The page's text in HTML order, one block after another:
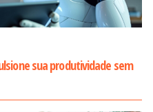
sua produtividade sem